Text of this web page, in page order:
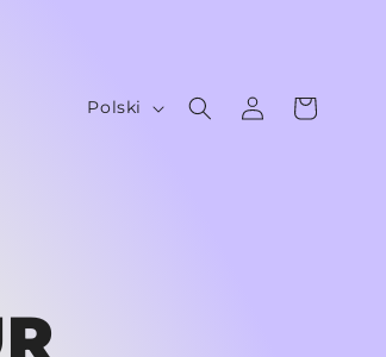
J
Polski
Zaloguj
się
Koszyk